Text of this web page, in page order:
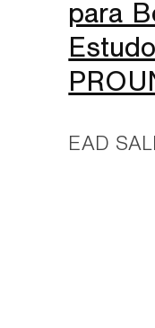
para
EAD